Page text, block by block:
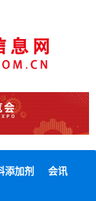
添加剂 会讯